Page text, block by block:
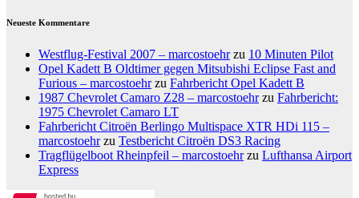
Neueste Kommentare
Westflug-Festival 2007 – marcostoehrzu 10 Minuten Pilot
Opel Kadett B Oldtimer gegen Mitsubishi Eclipse Fast and
Furious – marcostoehrzu Fahrbericht Opel Kadett B
1987 Chevrolet Camaro Z28 – marcostoehrzu Fahrbericht:
1975 Chevrolet Camaro LT
Fahrbericht Citroën Berlingo Multispace XTR HDi 115 –
marcostoehrzu Testbericht Citroën DS3 Racing
Tragflügelboot Rheinpfeil – marcostoehrzu Lufthansa Airport
Express